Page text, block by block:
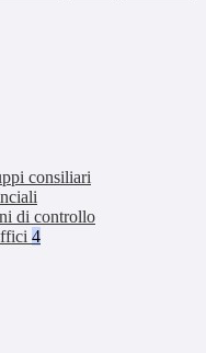
consiliari
di controllo
4